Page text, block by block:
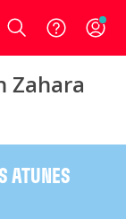
Login
Zahara
ATUNES